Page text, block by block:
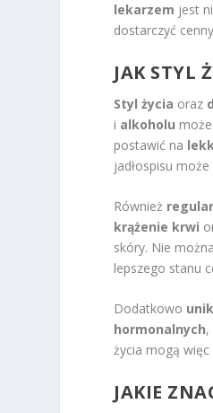
lekarzem jest
dostarczyć
JAK STYL
Styl życia oraz
i alkoholu
postawić na
jadłospisu
Również
krążenie krwi
skóry. Nie
lepszego stanu
Dodatkowo
hormonalnych,
życia mogą
JAKIE